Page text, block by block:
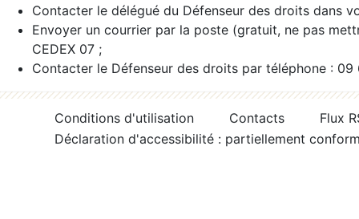
Contacter le délégué du Défenseur des droits dans
Envoyer un courrier par la poste (gratuit, ne pas
CEDEX 07 ;
Contacter le Défenseur des droits par téléphone :
Conditions d'utilisation Contacts
Flux
Déclaration d'accessibilité : partiellement